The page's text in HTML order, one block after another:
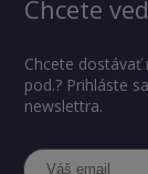
Chcete
Chcete dostávať
pod.? Prihláste
newslettra.